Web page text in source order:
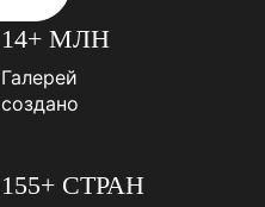
14+ МЛН
Галерей
создано
155+ СТРАН